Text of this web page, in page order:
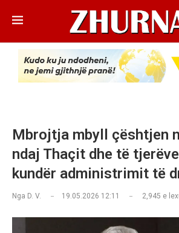
Mbrojtja mbyll çështjen
ndaj Thaçit dhe të
kundër administrimit të
Nga D. V. 19.05.2026 12:11 2,945 e